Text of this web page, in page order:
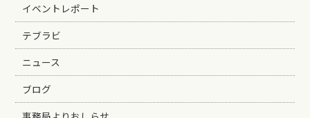
イベントレポート
テブラビ
ニュース
ブログ